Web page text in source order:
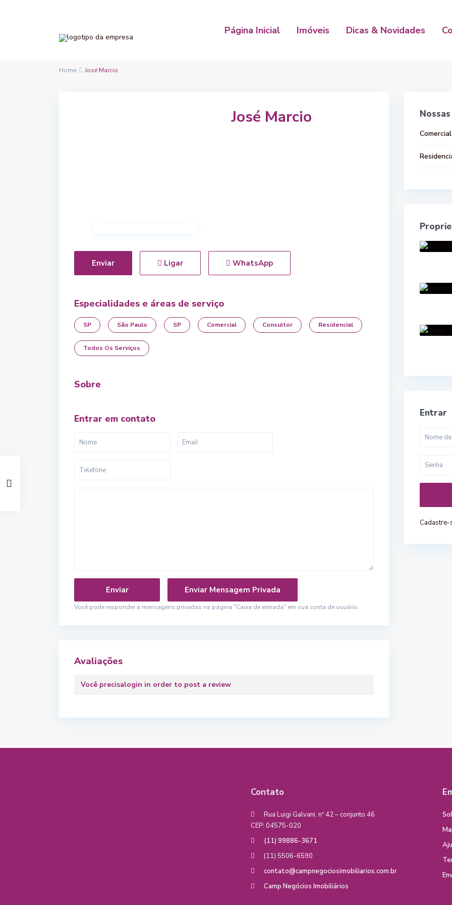
Página Inicial Imóveis Dicas & Novidades
Home José Marcio
José Marcio
Enviar Ligar WhatsApp
Especialidades e áreas de serviço
SP São Paulo SP Comercial Consultor Residencial
Todos Os Serviços
Sobre
Entrar em contato
Você pode responder a mensagens privadas na página "Caixa de entrada" em sua conta de usuário.
Avaliações
Você precisalogin in order to post a review
Comercial
Entrar
Cadastre-
Contato
Rua Luigi Galvani, nº 42 – conjunto 46
CEP: 04575-020
(11) 99886-3671
(11) 5506-6590
contato@campnegociosimobiliarios.com.br
Camp Negócios Imobiliários